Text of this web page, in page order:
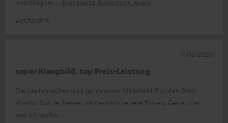
Eckhardt K.
super Klangbild, top Preis-Leistung
Die Lautsprecher sind gehobenes Mittelfeld. Für den Preis
absolut Spitze, besser als deutlich teuere Boxen. Genau das,
was ich wollte
11.06.2026